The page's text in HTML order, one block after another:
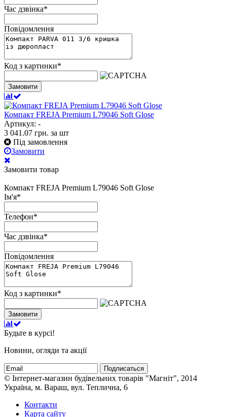
Час дзвінка*
Повідомлення
Код з картинки*
Замовити
Компакт FREJA Premium L79046 Soft Glose
Артикул: -
3 041.07 грн. за шт
Під замовлення
Замовити
Замовити товар
Компакт FREJA Premium L79046 Soft Glose
Ім'я*
Телефон*
Час дзвінка*
Повідомлення
Код з картинки*
Замовити
Будьте в курсі!
Новини, огляди та акції
Подписаться
© Інтернет-магазин будівельних товарів "Магніт", 2014
Україна, м. Вараш, вул. Теплична, 6
Контакти
Карта сайту